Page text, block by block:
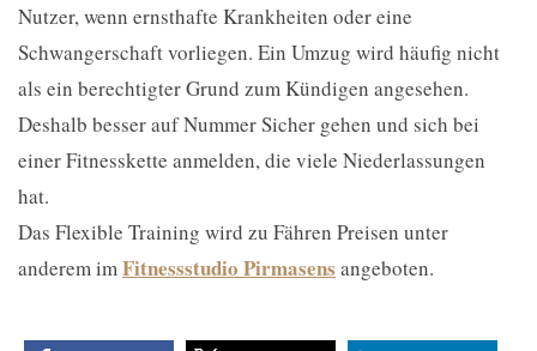
Nutzer, wenn ernsthafte Krankheiten oder eine
Schwangerschaft vorliegen. Ein Umzug wird häufig nicht
als ein berechtigter Grund zum Kündigen angesehen.
Deshalb besser auf Nummer Sicher gehen und sich bei
einer Fitnesskette anmelden, die viele Niederlassungen
hat.
Das Flexible Training wird zu Fähren Preisen unter
anderem imFitnessstudio Pirmasens angeboten.